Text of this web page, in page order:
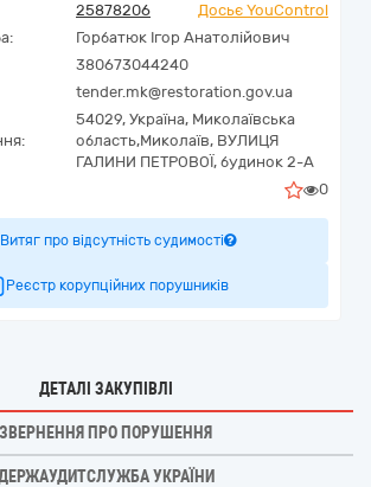
25878206
Досьє YouControl
Горбатюк Ігор Анатолійович
380673044240
tender.mk@restoration.gov.ua
54029, Україна, Миколаївська
область,Миколаїв, ВУЛИЦЯ
ГАЛИНИ ПЕТРОВОЇ, будинок 2-А
0
Витяг про відсутність судимості
Реєстр корупційних порушників
ДЕТАЛІ ЗАКУПІВЛІ
ЗВЕРНЕННЯ ПРО ПОРУШЕННЯ
УКРАЇНИ